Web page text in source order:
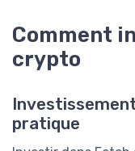
Comment
crypto
pratique